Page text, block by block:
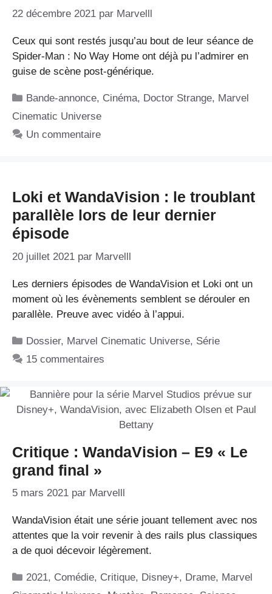
22 décembre 2021 par Marvelll
Ceux qui sont restés jusqu’au bout de leur séance de
Spider-Man : No Way Home ont déjà pu l’admirer en
guise de scène post-générique.
Catégories
Bande-annonce, Cinéma, Doctor Strange, Marvel
Cinematic Universe
Un commentaire
Loki et WandaVision : le troublant
parallèle lors de leur dernier
épisode
20 juillet 2021 par Marvelll
Les derniers épisodes de WandaVision et Loki ont un
moment où les évènements semblent se dérouler en
parallèle. Preuve avec vidéo à l’appui.
Catégories
Dossier, Marvel Cinematic Universe, Série
15 commentaires
Critique : WandaVision – E9 « Le
grand final »
5 mars 2021 par Marvelll
WandaVision était une série jouant tellement avec nos
attentes que la voir revenir à des rails plus classiques
a de quoi décevoir légèrement.
Catégories
2021, Comédie, Critique, Disney+, Drame, Marvel